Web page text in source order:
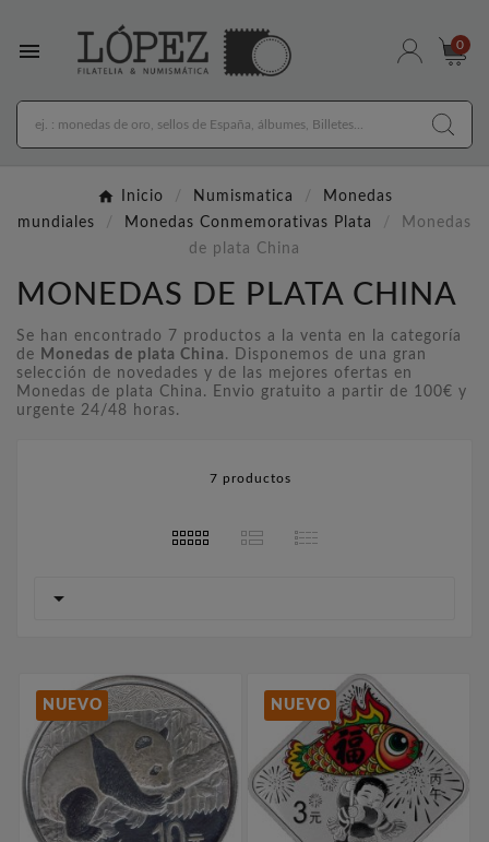
 0
Inicio Numismatica
Monedas
mundiales
Monedas Conmemorativas Plata
Monedas
de plata China
MONEDAS DE PLATA CHINA
Se han encontrado 7 productos a la venta en la categoría
de
Monedas de plata China . Disponemos de una gran
selección de novedades y de las mejores ofertas en
Monedas de plata China. Envio gratuito a partir de 100€ y
urgente 24/48 horas.
7 productos

NUEVO NUEVO